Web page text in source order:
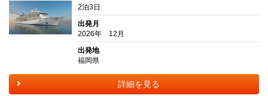
2泊3日
出発月
2026年 12月
出発地
福岡県
詳細を見る